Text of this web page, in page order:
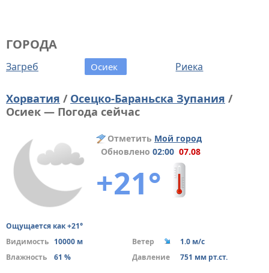
ГОРОДА
Загреб Осиек Риека
Хорватия / Осецко-Бараньска Зупания /
Осиек — Погода сейчас
Отметить Мой город
Обновлено 02:00 07.08
+21°
Ощущается как +21°
Видимость 10000 м Ветер
1.0 м/с
Влажность
61 % Давление 751 мм рт.ст.